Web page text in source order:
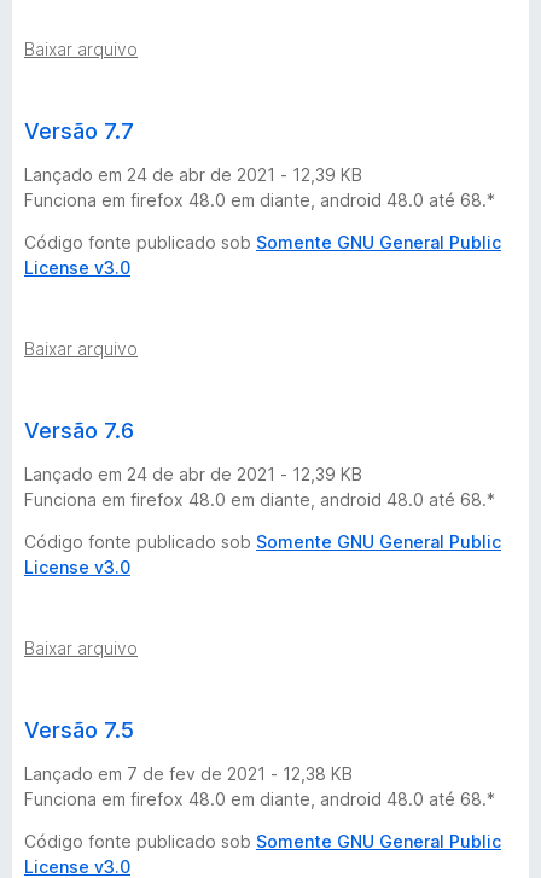
u
b
e
o
w
n
l
a
d
e
r
Baixar arquivo
Versão 7.7
Lançado em 24 de abr de 2021 - 12,39 KB
Funciona em firefox 48.0 em diante, android 48.0 até 68.*
Código fonte publicado sob Somente GNU General Public
License v3.0
Baixar arquivo
Versão 7.6
Lançado em 24 de abr de 2021 - 12,39 KB
Funciona em firefox 48.0 em diante, android 48.0 até 68.*
Código fonte publicado sob Somente GNU General Public
License v3.0
Baixar arquivo
Versão 7.5
Lançado em 7 de fev de 2021 - 12,38 KB
Funciona em firefox 48.0 em diante, android 48.0 até 68.*
Código fonte publicado sob Somente GNU General Public
License v3.0